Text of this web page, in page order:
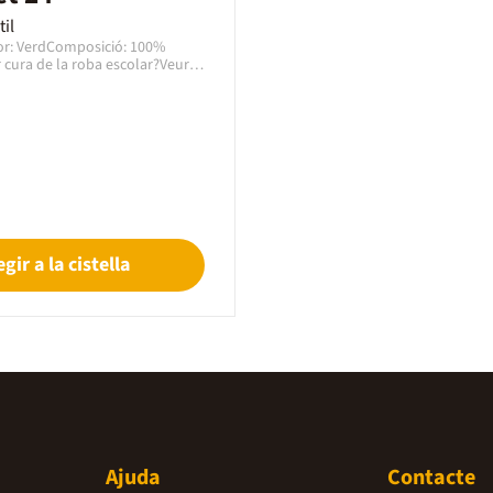
VerdComposició: 100%
de la roba escolar?Veure
a la cistella
Ajuda Contacte